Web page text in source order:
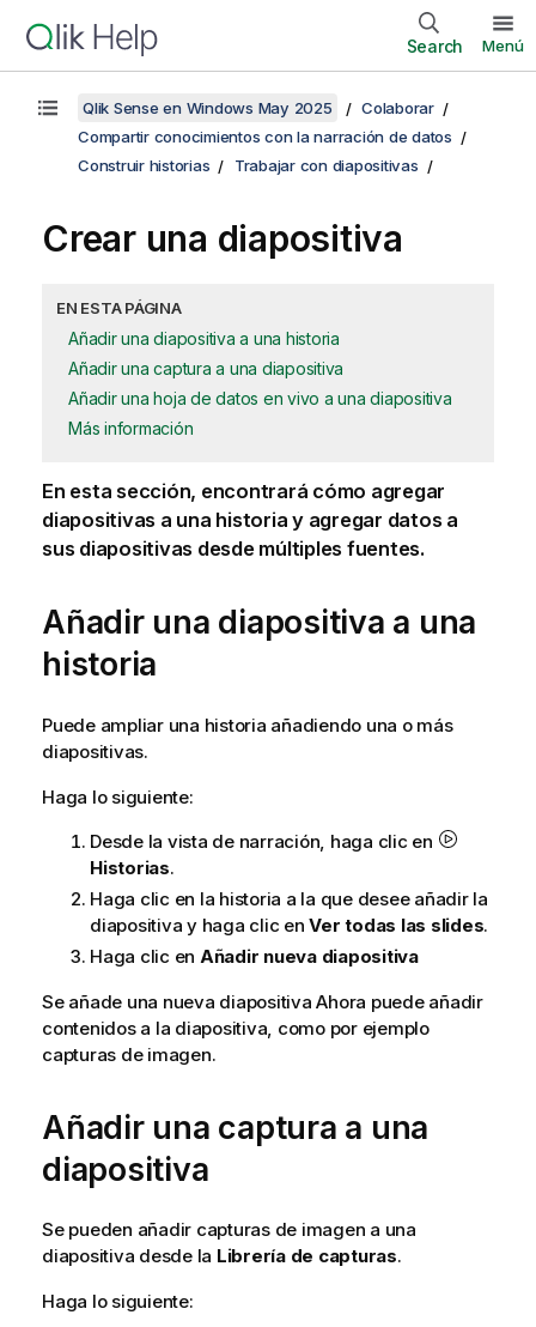
Search Menú
Qlik Sense en Windows May 2025
Colaborar
Compartir conocimientos con la narración de datos
Construir historias
Trabajar con diapositivas
Crear una diapositiva
EN ESTA PÁGINA
Añadir una diapositiva a una historia
Añadir una captura a una diapositiva
Añadir una hoja de datos en vivo a una diapositiva
Más información
En esta sección, encontrará cómo agregar
diapositivas a una historia y agregar datos a
sus diapositivas desde múltiples fuentes.
Añadir una diapositiva a una
historia
Puede ampliar una historia añadiendo una o más
diapositivas.
Haga lo siguiente:
Desde la vista de narración, haga clic en
Historias.
Haga clic en la historia a la que desee añadir la
diapositiva y haga clic enVer todas las slides.
Haga clic en Añadir nueva diapositiva
Se añade una nueva diapositiva Ahora puede añadir
contenidos a la diapositiva, como por ejemplo
capturas de imagen.
Añadir una captura a una
diapositiva
Se pueden añadir capturas de imagen a una
diapositiva desde la Librería de capturas.
Haga lo siguiente: